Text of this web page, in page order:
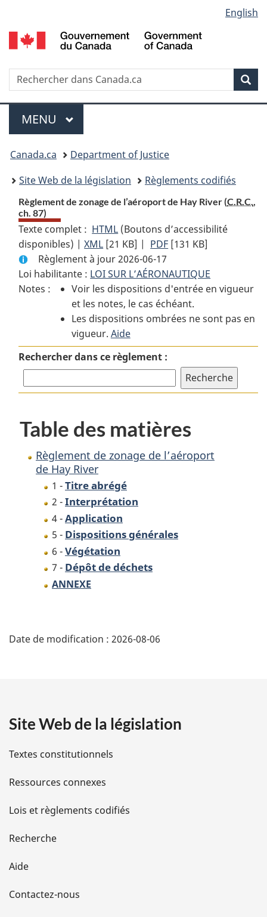
au
contenu
propos
de
la
HTML
simplifiée
selection
English
Recherche
Menu
MENU PRINCIPAL
You
are
here:
Canada.ca
Department of Justice
Site Web de la législation
Règlements codifiés
Règlement de zonage de l’aéroport de Hay River (C.R.C.,
ch. 87)
Texte complet : HTML Texte
complet
:
Règlement
de
zonage
de
l’aéroport
de
Hay
(Boutons d’accessibilité
disponibles) |XML Texte
complet
:
Règlement
de
zonage
de
l’aéroport
de
River
[21 KB] | PDF Texte
:
Règlement
de
zonage
l’aéroport
River
[131 KB]
Règlement à jour 2026-06-17
Loi habilitante : LOI SUR L’AÉRONAUTIQUE
Notes :
Voir les dispositions d'entrée en vigueur
et les notes, le cas échéant.
Les dispositions ombrées ne sont pas en
vigueur. Aide
Rechercher dans ce règlement :
Table des matières
Règlement de zonage de l’aéroport
de Hay River
1 -Titre abrégé
2 -Interprétation
4 -Application
5 - Dispositions générales
6 -Végétation
7 - Dépôt de déchets
ANNEXE
é
i
l
s
d
e
l
Date de modification : 2026-08-06
Site Web de la législation
Textes constitutionnels
Ressources connexes
Lois et règlements codifiés
Recherche
Aide
Contactez-nous